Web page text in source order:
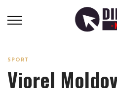
SPORT
Viorel